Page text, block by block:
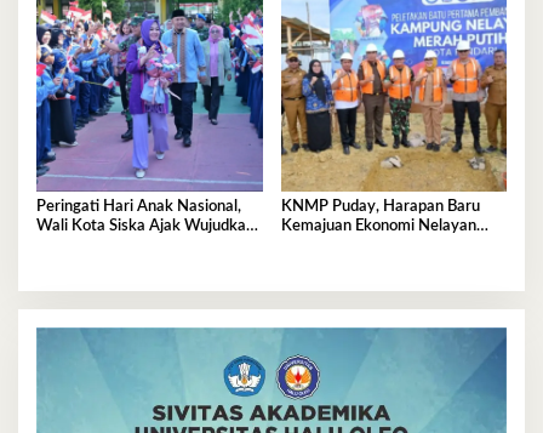
Peringati Hari Anak Nasional,
Wali Kota Siska Ajak Wujudkan
KNMP Puday, Harapan Baru
Kemajuan Ekonomi Nelayan